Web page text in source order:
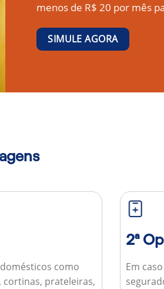
menos de R$ 20 por mês
SIMULE AGORA
como
cortinas, prateleiras,
2ª
Em